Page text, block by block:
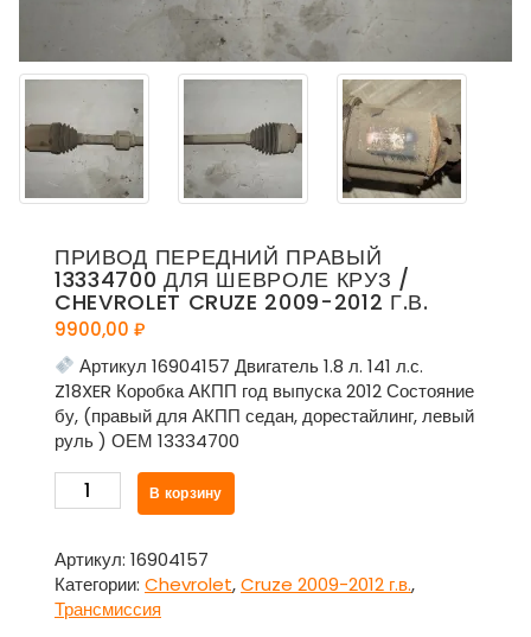
ПРИВОД ПЕРЕДНИЙ ПРАВЫЙ
13334700 ДЛЯ ШЕВРОЛЕ КРУЗ /
CHEVROLET CRUZE 2009-2012 Г.В.
9900,00 ₽
Артикул 16904157 Двигатель 1.8 л. 141 л.с.
Z18XER Коробка АКПП год выпуска 2012 Состояние
бу, (правый для АКПП седан, дорестайлинг, левый
руль ) ОЕМ 13334700
Количество
товара
передний
правый
13334700
В корзину
Артикул: 16904157
Категории: Chevrolet,Cruze 2009-2012 г.в.,
Трансмиссия